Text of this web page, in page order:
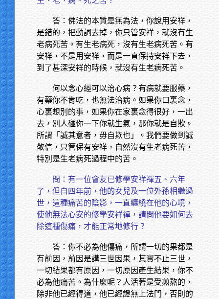
答：佛法的本質是無為法，你說用安祥，
是錯的，把動詞去掉，你只管安祥，就沒有生
老病死苦。有生老病死，沒有生老病死苦。有
安祥，不是用安祥，而是一直保持安祥下去，
到了甚深安祥的時候，就沒有生老病死苦。
何以念心經可以治心病？有病就要服藥，
有藥你不肯吃，也無法治病。如果你口裏念，
心裏想別的事，如果你在家裏念得很好，一出
去，別人碰你一下你就生氣，那你就是自欺。
所謂「誠其意者，毋自欺也」。我們要做到誠
敬信，只管保有安祥，自然沒有生老病死苦，
特別是生老病死過程中的苦。
問：有一位會友已修學安祥禪五、六年
了，但自四年前，他的女兒及一位外孫相繼過
世，這種痛苦的陰影，一直纏繞在他的心境，
使他無法心安的修學安祥禪，請問他要如何去
除這種傷痛，才能正常地修行？
答：你不必為他傷痛，所謂一切的果都是
有前因，前因是講三世因果，其實不止三世，
一切結果都有原因，一切原因產生結果，你不
必為他痛苦。為什麼呢？人活著是受煎熬的，
除非他已經得道，他已經證無上法門，否則的